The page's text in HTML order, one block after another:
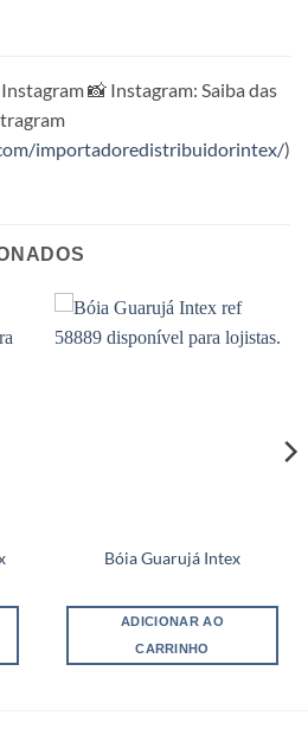
📸 Instagram: Saiba das
importadoredistribuidorintex/)
Bóia Guarujá Intex
ADICIONAR AO
CARRINHO